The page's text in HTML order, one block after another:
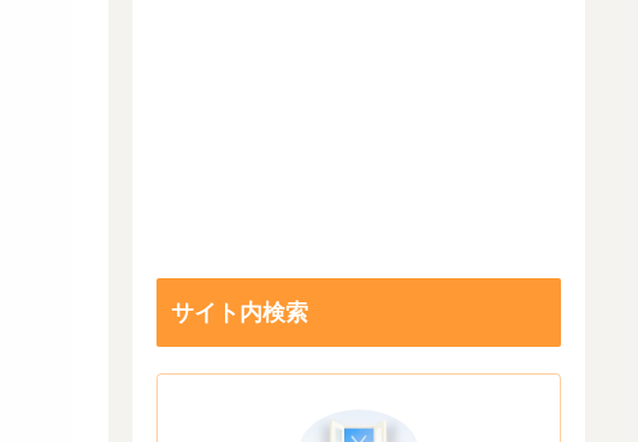
サイト内検索